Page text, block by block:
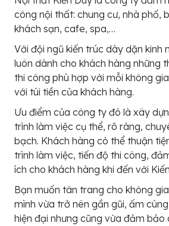
công nội thất: chung cư, nhà phố,
khách sạn, cafe, spa,…
Với đội ngũ kiến trúc dày dặn kinh
luôn dành cho khách hàng những
thi công phù hợp với mỗi không
với túi tiền của khách hàng.
Ưu điểm của công ty đó là xây
trình làm việc cụ thể, rõ ràng,
bạch. Khách hàng có thể thuận
trình làm việc, tiến độ thi công,
ích cho khách hàng khi đến với
Bạn muốn tân trang cho không
mình vừa trở nên gần gũi, ấm
hiện đại nhưng cũng vừa đảm